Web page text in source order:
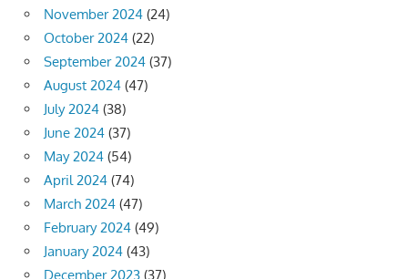
November 2024 (24)
October 2024 (22)
September 2024 (37)
August 2024 (47)
July 2024 (38)
June 2024 (37)
May 2024 (54)
April 2024 (74)
March 2024 (47)
February 2024 (49)
January 2024 (43)
December 2023 (37)